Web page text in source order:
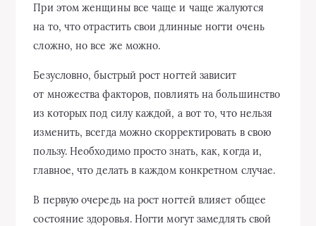
При этом женщины все чаще и чаще жалуются
на то, что отрастить свои длинные ногти очень
сложно, но все же можно.
Безусловно, быстрый рост ногтей зависит
от множества факторов, повлиять на большинство
из которых под силу каждой, а вот то, что нельзя
изменить, всегда можно скорректировать в свою
пользу. Необходимо просто знать, как, когда и,
главное, что делать в каждом конкретном случае.
В первую очередь на рост ногтей влияет общее
состояние здоровья. Ногти могут замедлять свой